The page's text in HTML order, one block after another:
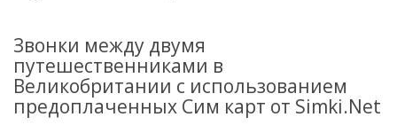
Звонки между двумя
путешественниками в
Великобритании с использованием
предоплаченных Сим карт от Simki.Net